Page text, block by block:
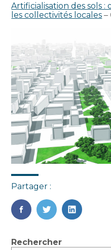
Artificialisation des sols
les collectivités locales –
Partager :
FaceBook
TwitterLinkedIn
Blog
Rechercher